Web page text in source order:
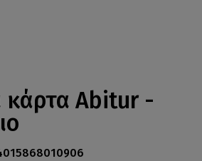
κάρτα Abitur -